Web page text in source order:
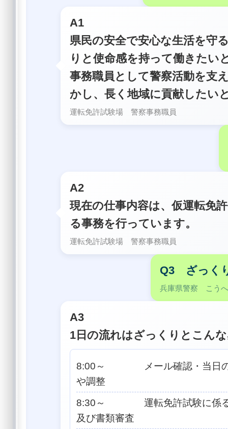
A1
県民の安全で安心な生活を守
りと使命感を持って働きたい
事務職員として警察活動を支
かし、長く地域に貢献したい
運転免許試験場 警察事務職員
A2
現在の仕事内容は、仮運転免
る事務を行っています。
運転免許試験場 警察事務職員
Q3 ざっく
兵庫県警察 こう
A3
1日の流れはざっくりとこん
8:00～ メール確認・当日の
や調整
8:30～ 運転免許試験に係る
及び書類審査